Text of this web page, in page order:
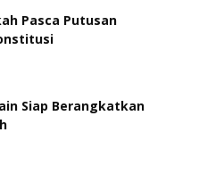
Pasca Putusan
Siap Berangkatkan